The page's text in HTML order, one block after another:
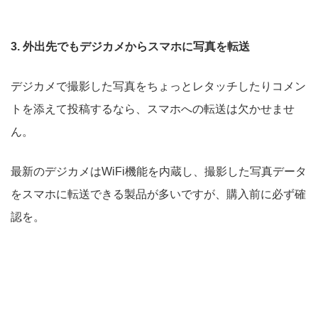
3. 外出先でもデジカメからスマホに写真を転送
デジカメで撮影した写真をちょっとレタッチしたりコメン
トを添えて投稿するなら、スマホへの転送は欠かせませ
ん。
最新のデジカメはWiFi機能を内蔵し、撮影した写真データ
をスマホに転送できる製品が多いですが、購入前に必ず確
認を。